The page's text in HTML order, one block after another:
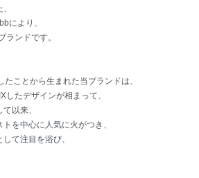
により、
ランドです。
ことから生まれた当ブランドは、
したデザインが相まって、
以来、
を中心に人気に火がつき、
て注目を浴び、